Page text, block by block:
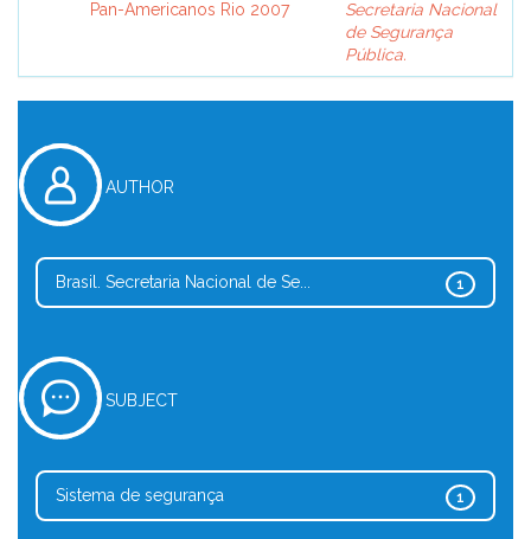
Pan-Americanos Rio 2007
Secretaria Nacional
de Segurança
Pública.
AUTHOR
1
Brasil. Secretaria Nacional de Se...
SUBJECT
1
Sistema de segurança